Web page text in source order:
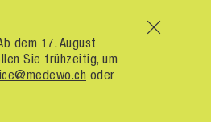
x
dem 17. August
Sie frühzeitig, um
oder